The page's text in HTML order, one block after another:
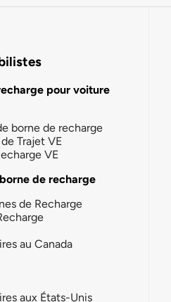
pour voiture
borne de recharge
Trajet VE
VE
de recharge
de Recharge
au Canada
aux États-Unis